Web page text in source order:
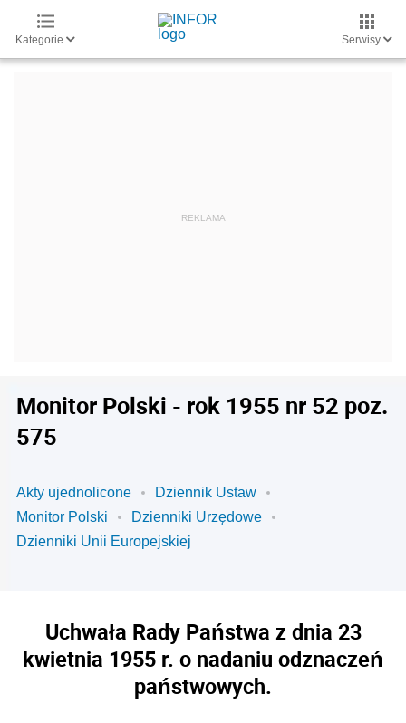
Kategorie Serwisy
Monitor Polski - rok 1955 nr 52 poz.
575
Akty ujednolicone
Dziennik Ustaw
Monitor Polski
Dzienniki Urzędowe
Dzienniki Unii Europejskiej
Uchwała Rady Państwa z dnia 23
kwietnia 1955 r. o nadaniu odznaczeń
państwowych.